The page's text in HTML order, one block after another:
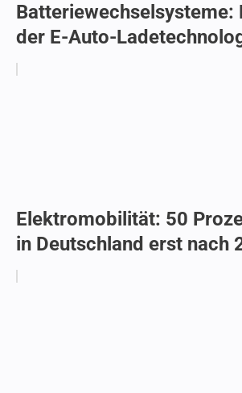
Batteriewechselsysteme:
der E-Auto-
Elektromobilität: 50
in Deutschland erst nach